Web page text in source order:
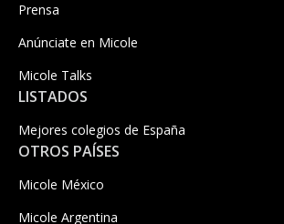
Prensa
Anúnciate en Micole
Micole Talks
LISTADOS
Mejores colegios de España
OTROS PAÍSES
Micole México
Micole Argentina